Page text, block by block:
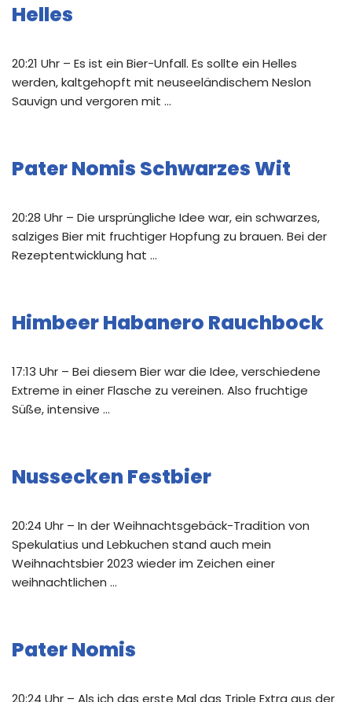
Helles
20:21 Uhr – Es ist ein Bier-Unfall. Es sollte ein Helles
werden, kaltgehopft mit neuseeländischem Neslon
Sauvign und vergoren mit …
Pater Nomis Schwarzes Wit
20:28 Uhr – Die ursprüngliche Idee war, ein schwarzes,
salziges Bier mit fruchtiger Hopfung zu brauen. Bei der
Rezeptentwicklung hat …
Himbeer Habanero Rauchbock
17:13 Uhr – Bei diesem Bier war die Idee, verschiedene
Extreme in einer Flasche zu vereinen. Also fruchtige
Süße, intensive …
Nussecken Festbier
20:24 Uhr – In der Weihnachtsgebäck-Tradition von
Spekulatius und Lebkuchen stand auch mein
Weihnachtsbier 2023 wieder im Zeichen einer
weihnachtlichen …
Pater Nomis
20:24 Uhr – Als ich das erste Mal das Triple Extra aus der